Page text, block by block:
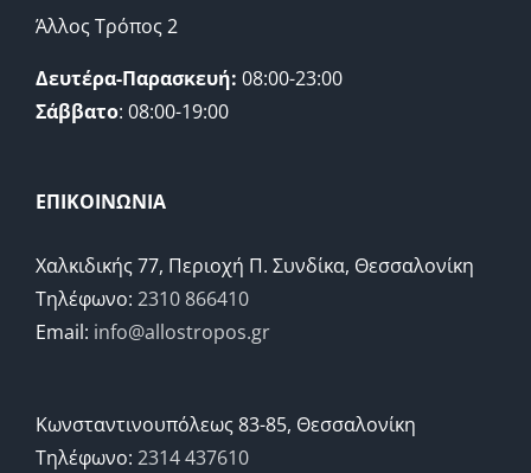
Άλλος Τρόπος 2
Δευτέρα-Παρασκευή: 08:00-23:00
Σάββατο: 08:00-19:00
ΕΠΙΚΟΙΝΩΝΙΑ
Χαλκιδικής 77, Περιοχή Π. Συνδίκα, Θεσσαλονίκη
Τηλέφωνο: 2310 866410
Email: info@allostropos.gr
Κωνσταντινουπόλεως 83-85, Θεσσαλονίκη
Τηλέφωνο: 2314 437610